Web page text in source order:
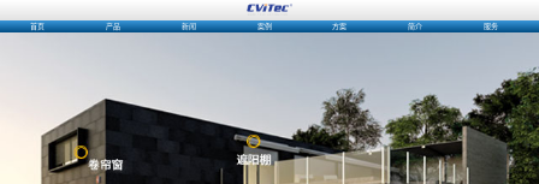
首页 产品 新闻 案例 方案 简介 服务